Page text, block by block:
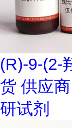
(R)-9-(2-
货 供应
研试剂